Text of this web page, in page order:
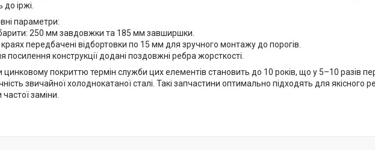
до іржі.
параметри:
250 мм завдовжки та 185 мм завширшки.
краях передбачені відбортовки по 15 мм для зручного монтажу до порогів.
посилення конструкції додані поздовжні ребра жорсткості.
цинковому покриттю термін служби цих елементів становить до 10 років, що у 5–10 разів
звичайної холоднокатаної сталі. Такі запчастини оптимально підходять для якісного
заміни.